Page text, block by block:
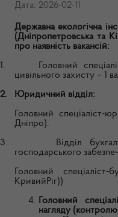
Дата: 2026-02-11
Державна екологічна
(Дніпропетровська та
про наявність вакансій:
1.
Головний
цивільного захисту – 1
2.
Юридичний відділ:
Головний спеціаліст-
Дніпро).
3.
Відділ
господарського
Головний
КривийРіг))
Головний
нагляду